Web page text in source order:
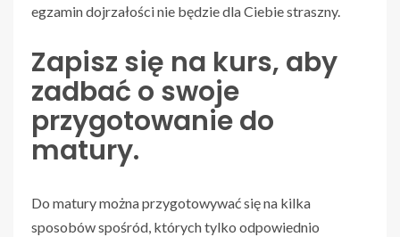
egzamin dojrzałości nie będzie dla Ciebie straszny.
Zapisz się na kurs, aby
zadbać o swoje
przygotowanie do
matury.
Do matury można przygotowywać się na kilka
sposobów spośród, których tylko odpowiednio